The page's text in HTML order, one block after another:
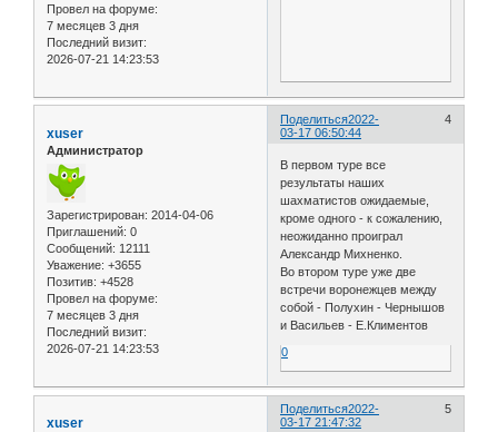
Провел на форуме:
7 месяцев 3 дня
Последний визит:
2026-07-21 14:23:53
Поделиться 4
2022-
03-17 06:50:44
xuser
Администратор
Зарегистрирован: 2014-04-06
Приглашений: 0
Сообщений: 12111
Уважение: +3655
Позитив: +4528
Провел на форуме:
7 месяцев 3 дня
Последний визит:
2026-07-21 14:23:53
В первом туре все
результаты наших
шахматистов ожидаемые,
кроме одного - к сожалению,
неожиданно проиграл
Александр Михненко.
Во втором туре уже две
встречи воронежцев между
собой - Полухин - Чернышов
и Васильев - Е.Климентов
0
Поделиться 5
2022-
03-17 21:47:32
xuser